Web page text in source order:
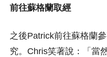
前往蘇格蘭取經
之後Patrick前往蘇格蘭
究。Chris笑著說：「當